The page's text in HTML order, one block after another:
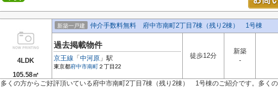
4LDK
105.58㎡
新築一戸建 仲介手数料無料 府中市南町2丁目7棟（残り2棟） 1号棟
過去掲載物件
京王線 「 中河原 」駅
東京都府中市南町 ２丁目22
徒歩12分
新築
-
多くの方からご好評頂いている府中市南町2丁目7棟（残り2棟） 1号棟のご紹介です。多く